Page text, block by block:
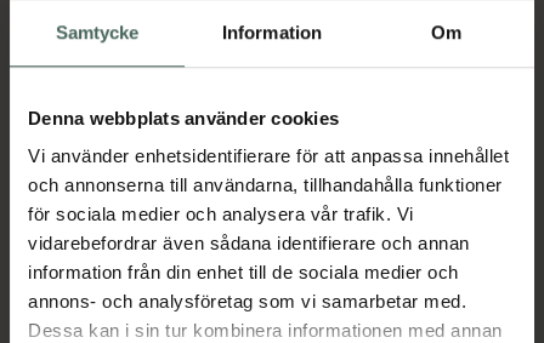
Samtycke Information Om
Denna webbplats använder cookies
Vi använder enhetsidentifierare för att anpassa innehållet
och annonserna till användarna, tillhandahålla funktioner
för sociala medier och analysera vår trafik. Vi
vidarebefordrar även sådana identifierare och annan
information från din enhet till de sociala medier och
annons- och analysföretag som vi samarbetar med.
Dessa kan i sin tur kombinera informationen med annan
gör att barnet kan röra huvudet fritt och
behålla nackens raka linje. Innermaterialet är
densitet, det memorerar barnets runda huvud
och innehåller inge lösa delar som kan ramla
ut. Det luftiga yttertyget i mesh andas bra
och har temperaturreglerande egenskaper så
att kudden inte blir för varm när bebisen ligger
på den.
Jämförpris
335 kr
st